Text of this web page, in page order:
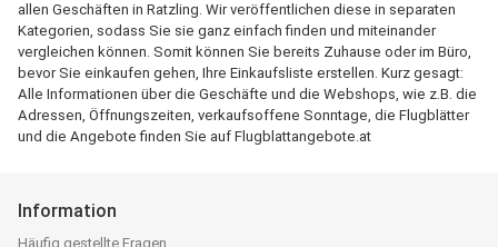
allen Geschäften in Ratzling. Wir veröffentlichen diese in separaten
Kategorien, sodass Sie sie ganz einfach finden und miteinander
vergleichen können. Somit können Sie bereits Zuhause oder im Büro,
bevor Sie einkaufen gehen, Ihre Einkaufsliste erstellen. Kurz gesagt:
Alle Informationen über die Geschäfte und die Webshops, wie z.B. die
Adressen, Öffnungszeiten, verkaufsoffene Sonntage, die Flugblätter
und die Angebote finden Sie auf Flugblattangebote.at
Information
Häufig gestellte Fragen